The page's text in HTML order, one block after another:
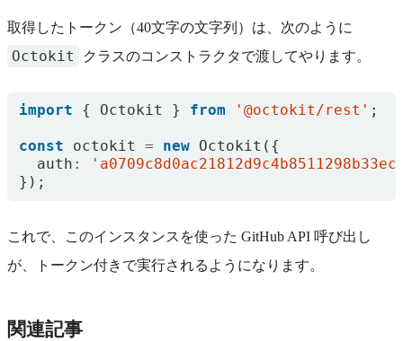
取得したトークン（40文字の文字列）は、次のように
Octokit クラスのコンストラクタで渡してやります。
import { Octokit } from '@octokit/rest' ;
const octokit = new Octokit ({
auth :
});
これで、このインスタンスを使った GitHub API 呼び出し
が、トークン付きで実行されるようになります。
関連記事